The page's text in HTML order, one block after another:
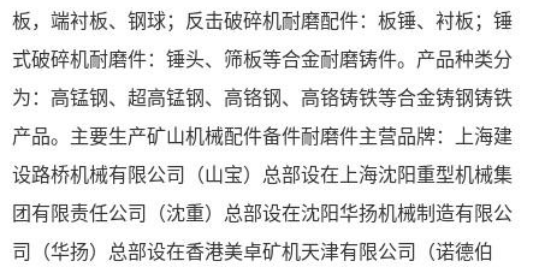
板，端衬板、钢球；反击破碎机耐磨配件：板锤、衬板；锤
式破碎机耐磨件：锤头、筛板等合金耐磨铸件。产品种类分
为：高锰钢、超高锰钢、高铬钢、高铬铸铁等合金铸钢铸铁
产品。主要生产矿山机械配件备件耐磨件主营品牌：上海建
设路桥机械有限公司（山宝）总部设在上海沈阳重型机械集
团有限责任公司（沈重）总部设在沈阳华扬机械制造有限公
司（华扬）总部设在香港美卓矿机天津有限公司（诺德伯